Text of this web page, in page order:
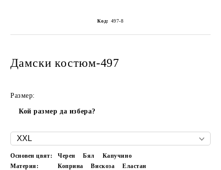
Код: 497-8
Дамски костюм-497
Размер:
Кой размер да избера?
Основен цвят: Черен Бял
Капучино
Материя:
Коприна Вискоза Еластан